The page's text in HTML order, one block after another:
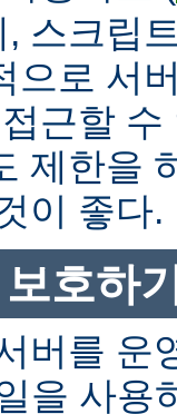
스크립
으로 서
근할
제한을
이 좋다.
호하
버를 운
을 사용